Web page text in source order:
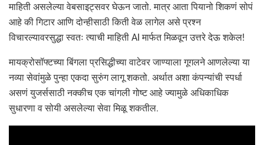
माहिती असलेल्या वेबसाइट्सवर घेऊन जातो. मात्र आता पियानो शिकणं सोपं
आहे की गिटार आणि दोन्हीसाठी किती वेळ लागेल असे प्रश्न
विचारल्यावरसुद्धा स्वतः त्याची माहिती AI मार्फत मिळवून उत्तरे देऊ शकेल!
मायक्रोसॉफ्टच्या बिंगला प्रसिद्धीच्या वाटेवर जाण्याला गूगलने आणलेल्या या
नव्या सेवांमुळे पुन्हा एकदा सुरुंग लागू शकतो. अर्थात अशा कंपन्यांची स्पर्धा
असणं युजर्ससाठी नक्कीच एक चांगली गोष्ट आहे ज्यामुळे अधिकाधिक
सुधारणा व सोयी असलेल्या सेवा मिळू शकतील.